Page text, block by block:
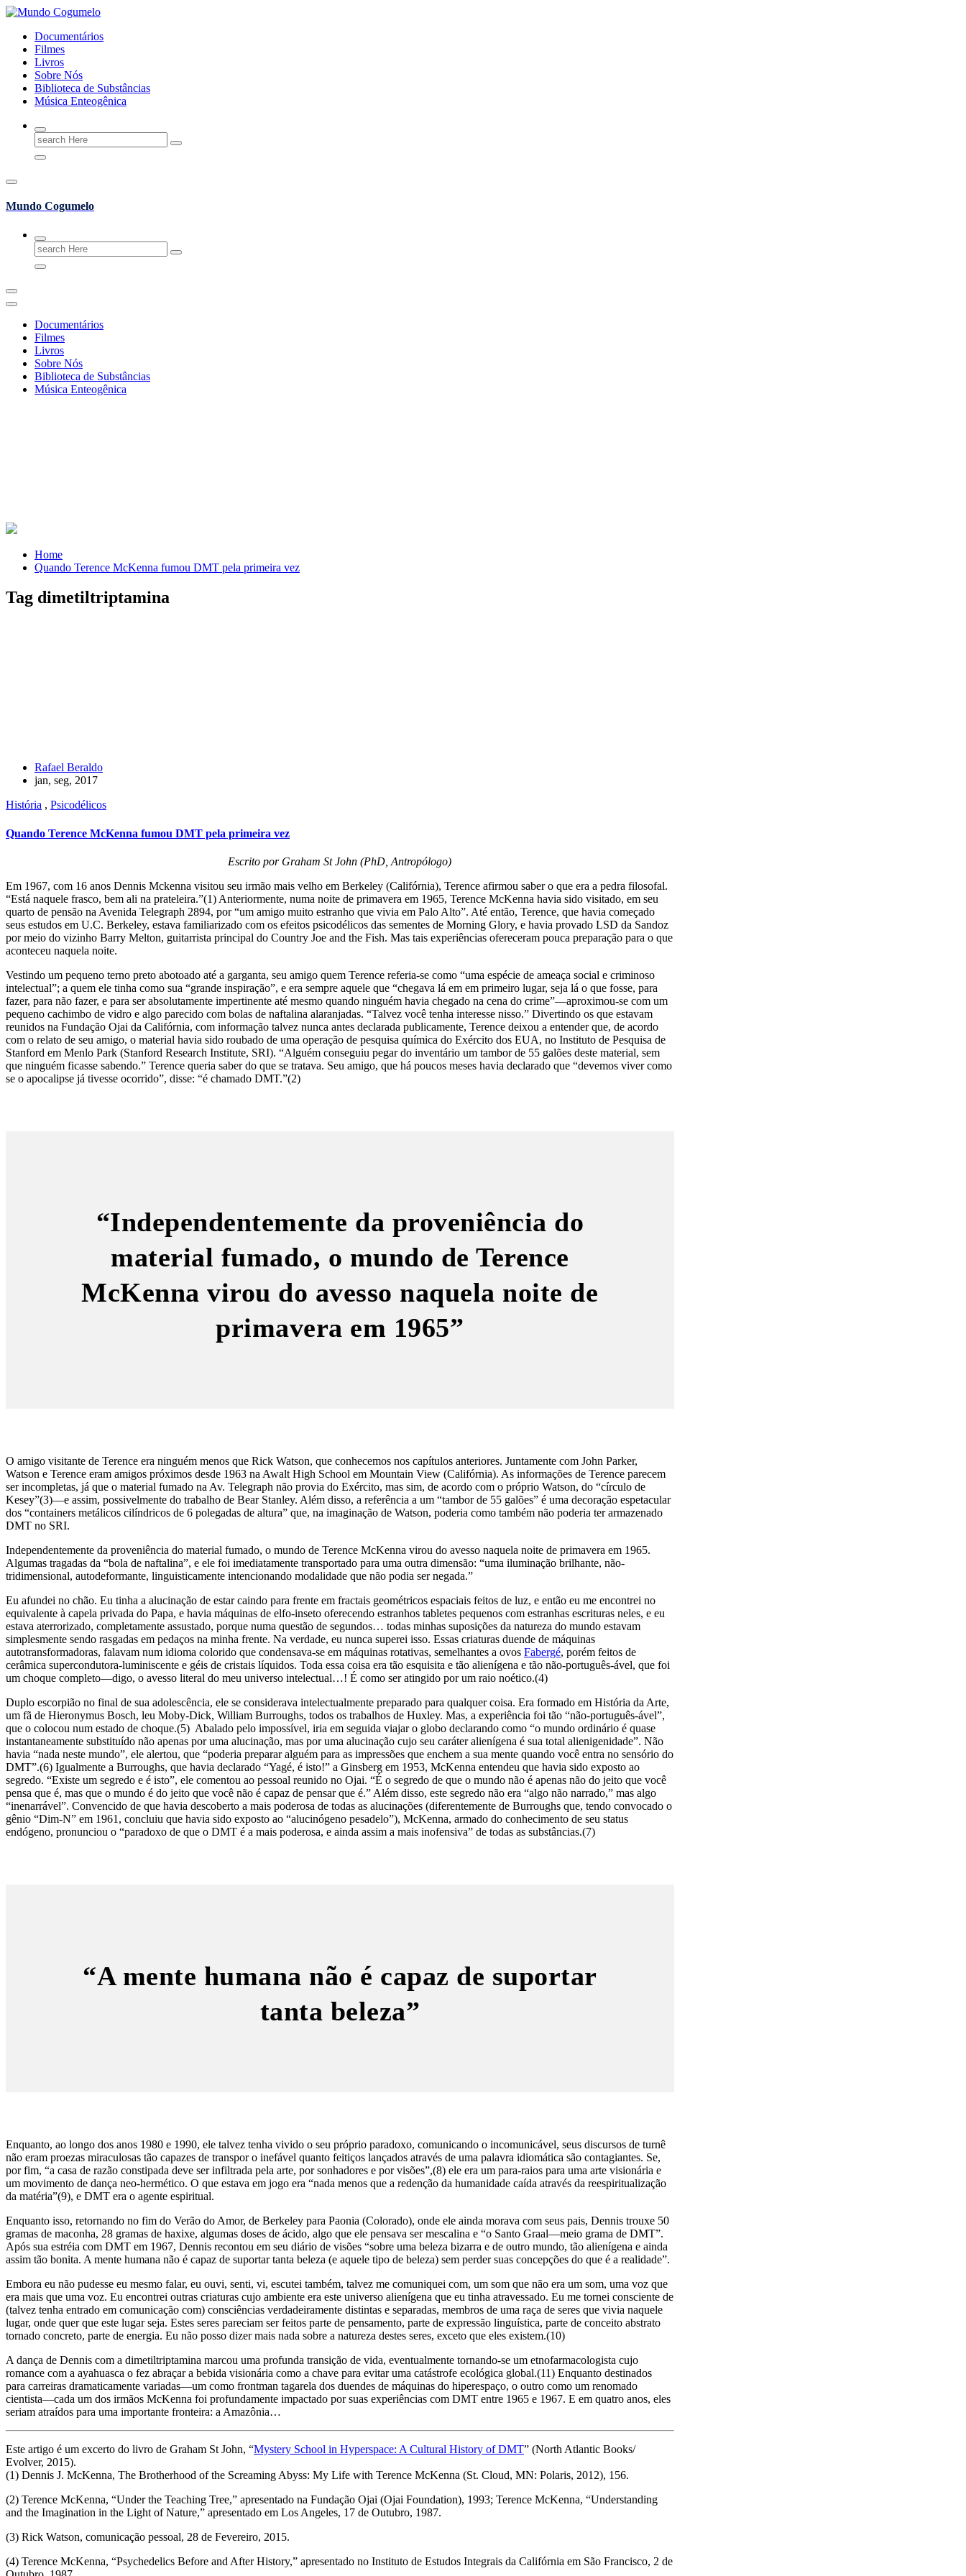
Skip
contentDocumentários
Filmes
Livros
Sobre Nós
Biblioteca de Substâncias
Música Enteogênica
Search
for:
Mundo Cogumelo
Search
for:
Documentários
Filmes
Livros
Sobre Nós
Biblioteca de Substâncias
Música Enteogênica
Home
Quando Terence McKenna fumou DMT pela primeira vez
Tag dimetiltriptamina
Rafael Beraldo
jan, seg, 2017
História , Psicodélicos
Quando Terence McKenna fumou DMT pela primeira vez
Escrito por Graham St John (PhD, Antropólogo)
Em 1967, com 16 anos Dennis Mckenna visitou seu irmão mais velho em Berkeley (Califórnia), Terence afirmou saber o que era a pedra filosofal.
“Está naquele frasco, bem ali na prateleira.”(1) Anteriormente, numa noite de primavera em 1965, Terence McKenna havia sido visitado, em seu
quarto de pensão na Avenida Telegraph 2894, por “um amigo muito estranho que vivia em Palo Alto”. Até então, Terence, que havia começado
seus estudos em U.C. Berkeley, estava familiarizado com os efeitos psicodélicos das sementes de Morning Glory, e havia provado LSD da Sandoz
por meio do vizinho Barry Melton, guitarrista principal do Country Joe and the Fish. Mas tais experiências ofereceram pouca preparação para o que
aconteceu naquela noite.
Vestindo um pequeno terno preto abotoado até a garganta, seu amigo quem Terence referia-se como “uma espécie de ameaça social e criminoso
intelectual”; a quem ele tinha como sua “grande inspiração”, e era sempre aquele que “chegava lá em em primeiro lugar, seja lá o que fosse, para
fazer, para não fazer, e para ser absolutamente impertinente até mesmo quando ninguém havia chegado na cena do crime”—aproximou-se com um
pequeno cachimbo de vidro e algo parecido com bolas de naftalina alaranjadas. “Talvez você tenha interesse nisso.” Divertindo os que estavam
reunidos na Fundação Ojai da Califórnia, com informação talvez nunca antes declarada publicamente, Terence deixou a entender que, de acordo
com o relato de seu amigo, o material havia sido roubado de uma operação de pesquisa química do Exército dos EUA, no Instituto de Pesquisa de
Stanford em Menlo Park (Stanford Research Institute, SRI). “Alguém conseguiu pegar do inventário um tambor de 55 galões deste material, sem
que ninguém ficasse sabendo.” Terence queria saber do que se tratava. Seu amigo, que há poucos meses havia declarado que “devemos viver como
se o apocalipse já tivesse ocorrido”, disse: “é chamado DMT.”(2)
“Independentemente da proveniência do
material fumado, o mundo de Terence
McKenna virou do avesso naquela noite de
primavera em 1965”
O amigo visitante de Terence era ninguém menos que Rick Watson, que conhecemos nos capítulos anteriores. Juntamente com John Parker,
Watson e Terence eram amigos próximos desde 1963 na Awalt High School em Mountain View (Califórnia). As informações de Terence parecem
ser incompletas, já que o material fumado na Av. Telegraph não provia do Exército, mas sim, de acordo com o próprio Watson, do “círculo de
Kesey”(3)—e assim, possivelmente do trabalho de Bear Stanley. Além disso, a referência a um “tambor de 55 galões” é uma decoração espetacular
dos “containers metálicos cilíndricos de 6 polegadas de altura” que, na imaginação de Watson, poderia como também não poderia ter armazenado
DMT no SRI.
Independentemente da proveniência do material fumado, o mundo de Terence McKenna virou do avesso naquela noite de primavera em 1965.
Algumas tragadas da “bola de naftalina”, e ele foi imediatamente transportado para uma outra dimensão: “uma iluminação brilhante, não-
tridimensional, autodeformante, linguisticamente intencionando modalidade que não podia ser negada.”
Eu afundei no chão. Eu tinha a alucinação de estar caindo para frente em fractais geométricos espaciais feitos de luz, e então eu me encontrei no
equivalente à capela privada do Papa, e havia máquinas de elfo-inseto oferecendo estranhos tabletes pequenos com estranhas escrituras neles, e eu
estava aterrorizado, completamente assustado, porque numa questão de segundos… todas minhas suposições da natureza do mundo estavam
simplesmente sendo rasgadas em pedaços na minha frente. Na verdade, eu nunca superei isso. Essas criaturas duende de máquinas
autotransformadoras, falavam num idioma colorido que condensava-se em máquinas rotativas, semelhantes a ovos Fabergé, porém feitos de
cerâmica supercondutora-luminiscente e géis de cristais líquidos. Toda essa coisa era tão esquisita e tão alienígena e tão não-português-ável, que foi
um choque completo—digo, o avesso literal do meu universo intelectual…! É como ser atingido por um raio noético.(4)
Duplo escorpião no final de sua adolescência, ele se considerava intelectualmente preparado para qualquer coisa. Era formado em História da Arte,
um fã de Hieronymus Bosch, leu Moby-Dick, William Burroughs, todos os trabalhos de Huxley. Mas, a experiência foi tão “não-português-ável”,
que o colocou num estado de choque.(5) Abalado pelo impossível, iria em seguida viajar o globo declarando como “o mundo ordinário é quase
instantaneamente substituído não apenas por uma alucinação, mas por uma alucinação cujo seu caráter alienígena é sua total alienigenidade”. Não
havia “nada neste mundo”, ele alertou, que “poderia preparar alguém para as impressões que enchem a sua mente quando você entra no sensório do
DMT”.(6) Igualmente a Burroughs, que havia declarado “Yagé, é isto!” a Ginsberg em 1953, McKenna entendeu que havia sido exposto ao
segredo. “Existe um segredo e é isto”, ele comentou ao pessoal reunido no Ojai. “É o segredo de que o mundo não é apenas não do jeito que você
pensa que é, mas que o mundo é do jeito que você não é capaz de pensar que é.” Além disso, este segredo não era “algo não narrado,” mas algo
“inenarrável”. Convencido de que havia descoberto a mais poderosa de todas as alucinações (diferentemente de Burroughs que, tendo convocado o
gênio “Dim-N” em 1961, concluiu que havia sido exposto ao “alucinógeno pesadelo”), McKenna, armado do conhecimento de seu status
endógeno, pronunciou o “paradoxo de que o DMT é a mais poderosa, e ainda assim a mais inofensiva” de todas as substâncias.(7)
“A mente humana não é capaz de suportar
tanta beleza”
Enquanto, ao longo dos anos 1980 e 1990, ele talvez tenha vivido o seu próprio paradoxo, comunicando o incomunicável, seus discursos de turnê
não eram proezas miraculosas tão capazes de transpor o inefável quanto feitiços lançados através de uma palavra idiomática são contagiantes. Se,
por fim, “a casa de razão constipada deve ser infiltrada pela arte, por sonhadores e por visões”,(8) ele era um para-raios para uma arte visionária e
um movimento de dança neo-hermético. O que estava em jogo era “nada menos que a redenção da humanidade caída através da reespiritualização
da matéria”(9), e DMT era o agente espiritual.
Enquanto isso, retornando no fim do Verão do Amor, de Berkeley para Paonia (Colorado), onde ele ainda morava com seus pais, Dennis trouxe 50
gramas de maconha, 28 gramas de haxixe, algumas doses de ácido, algo que ele pensava ser mescalina e “o Santo Graal—meio grama de DMT”.
Após sua estréia com DMT em 1967, Dennis recontou em seu diário de visões “sobre uma beleza bizarra e de outro mundo, tão alienígena e ainda
assim tão bonita. A mente humana não é capaz de suportar tanta beleza (e aquele tipo de beleza) sem perder suas concepções do que é a realidade”.
Embora eu não pudesse eu mesmo falar, eu ouvi, senti, vi, escutei também, talvez me comuniquei com, um som que não era um som, uma voz que
era mais que uma voz. Eu encontrei outras criaturas cujo ambiente era este universo alienígena que eu tinha atravessado. Eu me tornei consciente de
(talvez tenha entrado em comunicação com) consciências verdadeiramente distintas e separadas, membros de uma raça de seres que vivia naquele
lugar, onde quer que este lugar seja. Estes seres pareciam ser feitos parte de pensamento, parte de expressão linguística, parte de conceito abstrato
tornado concreto, parte de energia. Eu não posso dizer mais nada sobre a natureza destes seres, exceto que eles existem.(10)
A dança de Dennis com a dimetiltriptamina marcou uma profunda transição de vida, eventualmente tornando-se um etnofarmacologista cujo
romance com a ayahuasca o fez abraçar a bebida visionária como a chave para evitar uma catástrofe ecológica global.(11) Enquanto destinados
para carreiras dramaticamente variadas—um como frontman tagarela dos duendes de máquinas do hiperespaço, o outro como um renomado
cientista—cada um dos irmãos McKenna foi profundamente impactado por suas experiências com DMT entre 1965 e 1967. E em quatro anos, eles
seriam atraídos para uma importante fronteira: a Amazônia…
Este artigo é um excerto do livro de Graham St John, “Mystery School in Hyperspace: A Cultural History of DMT” (North Atlantic Books/
Evolver, 2015).
(1) Dennis J. McKenna, The Brotherhood of the Screaming Abyss: My Life with Terence McKenna (St. Cloud, MN: Polaris, 2012), 156.
(2) Terence McKenna, “Under the Teaching Tree,” apresentado na Fundação Ojai (Ojai Foundation), 1993; Terence McKenna, “Understanding
and the Imagination in the Light of Nature,” apresentado em Los Angeles, 17 de Outubro, 1987.
(3) Rick Watson, comunicação pessoal, 28 de Fevereiro, 2015.
(4) Terence McKenna, “Psychedelics Before and After History,” apresentado no Instituto de Estudos Integrais da Califórnia em São Francisco, 2 de